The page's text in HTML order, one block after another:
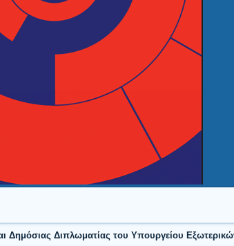
Δημόσιας Διπλωματίας του Υπουργείου